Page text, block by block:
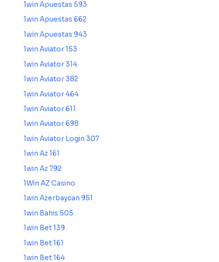
1win Apuestas 593
1win Apuestas 662
1win Apuestas 943
1win Aviator 153
1win Aviator 314
1win Aviator 382
1win Aviator 464
1win Aviator 611
1win Aviator 698
1win Aviator Login 307
1win Az 161
1win Az 792
1Win AZ Casino
1win Azerbaycan 951
1win Bahis 505
1win Bet 139
1win Bet 161
1win Bet 164